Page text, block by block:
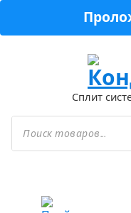
Сплит
Поиск
товаров